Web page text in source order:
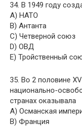
34. В 1949 году
A) НАТО
B) Антанта
C) Четверной союз
D) ОВД
E) Тройственный
35. Во 2 половине
национально-
странах оказывала
A) Османская
B) Франция